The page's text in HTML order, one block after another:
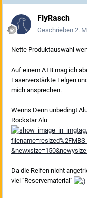
FlyRasch
Geschrieben 2.
Nette Produktauswahl
Auf einem ATB mag ich
Faserverstärkte Felgen
mich ansprechen.
Wenns Denn unbedingt
Rockstar Alu
Da die Reifen nicht
viel "Reservematerial"